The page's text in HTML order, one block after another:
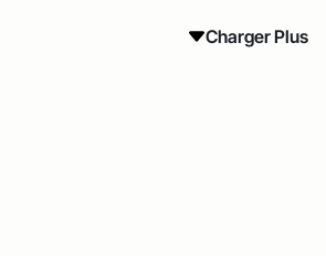
Charger Plus